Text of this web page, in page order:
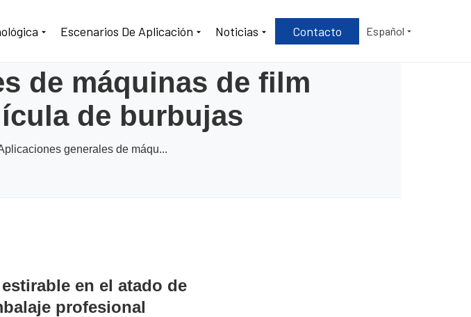
Escenarios De Aplicación Noticias Contacto Español
de máquinas de film
de burbujas
generales de máqu...
en el atado de
profesional